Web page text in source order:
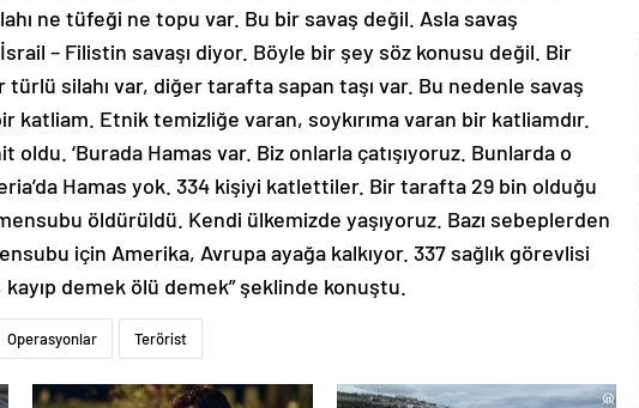
ne tüfeği ne topu var. Bu bir savaş değil. Asla savaş
– Filistin savaşı diyor. Böyle bir şey söz konusu değil. Bir
silahı var, diğer tarafta sapan taşı var. Bu nedenle savaş
katliam. Etnik temizliğe varan, soykırıma varan bir katliamdır.
oldu. ‘Burada Hamas var. Biz onlarla çatışıyoruz. Bunlarda o
Hamas yok. 334 kişiyi katlettiler. Bir tarafta 29 bin olduğu
öldürüldü. Kendi ülkemizde yaşıyoruz. Bazı sebeplerden
için Amerika, Avrupa ayağa kalkıyor. 337 sağlık görevlisi
demek ölü demek” şeklinde konuştu.
Operasyonlar Terörist